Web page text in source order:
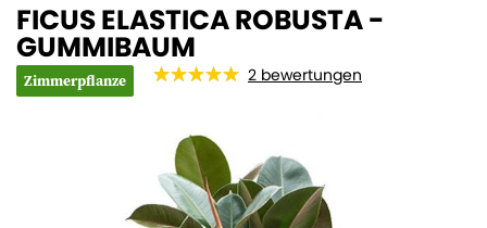
FICUS ELASTICA ROBUSTA -
GUMMIBAUM
Zimmerpflanze 2 bewertungen